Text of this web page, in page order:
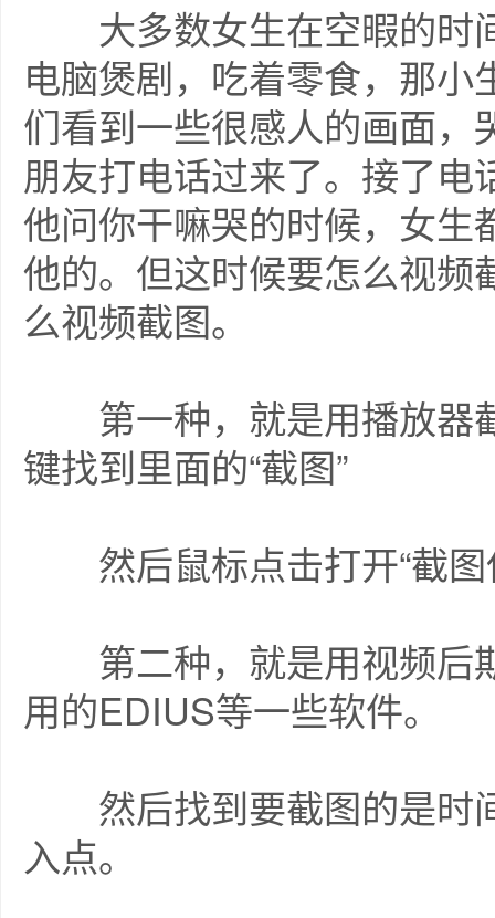
大多数女生在空暇的时
电脑煲剧，吃着零食，那
们看到一些很感人的画面
朋友打电话过来了。接了
他问你干嘛哭的时候，女
他的。但这时候要怎么视
么视频截图。
第一种，就是用播放器
键找到里面的“截图”
然后鼠标点击打开“截图
第二种，就是用视频后
用的EDIUS等一些软件。
然后找到要截图的是时
入点。